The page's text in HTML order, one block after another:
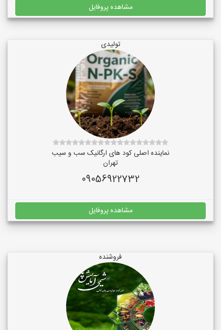
مشاهده پروفایل
تولیدی
نماینده اصلی کود های ارگانیک سب و سیب
تهران
09056922732
مشاهده پروفایل
فروشنده